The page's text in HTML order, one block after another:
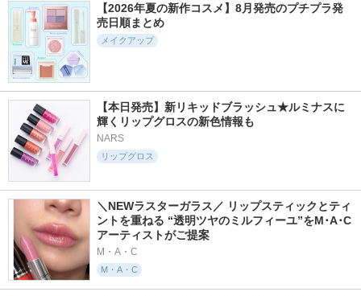
【2026年夏の新作コスメ】8月発売のプチプラ発
売日順まとめ
メイクアップ
【本日発売】新リキッドブラッシュ★ルミナスに
輝くリップグロスの新色情報も
NARS
リップグロス
＼NEWラスターガラス／ リップスティックとティ
ントを重ねる “透明ツヤのミルフィーユ”をM･A･C
アーティストがご提案
M・A・C
M・A・C